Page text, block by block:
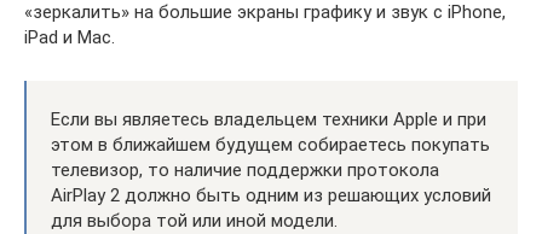
«зеркалить» на большие экраны графику и звук с iPhone,
iPad и Mac.
Если вы являетесь владельцем техники Apple и при
этом в ближайшем будущем собираетесь покупать
телевизор, то наличие поддержки протокола
AirPlay 2 должно быть одним из решающих условий
для выбора той или иной модели.